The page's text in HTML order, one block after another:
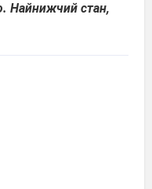
Найнижчий стан,